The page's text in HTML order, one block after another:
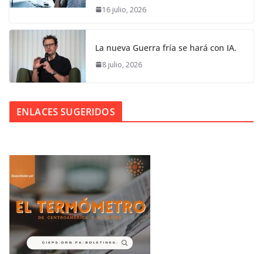
16 julio, 2026
La nueva Guerra fría se hará con IA.
8 julio, 2026
ENLACES SUGERIDOS